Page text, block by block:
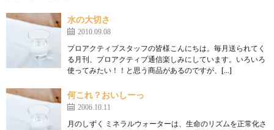
水の大切さ
2010.09.08
プロアクティブスタッフの皆様こんにちは。毎月送られてく
る月刊、プロアクティブ通信楽しみにしています。いろいろ
使ってみたい！！と思う商品があるのですが、[…]
何これ？おいしーっ
2006.10.11
月のしずく ミネラルウォーターは、生命のリズムを正常化さ